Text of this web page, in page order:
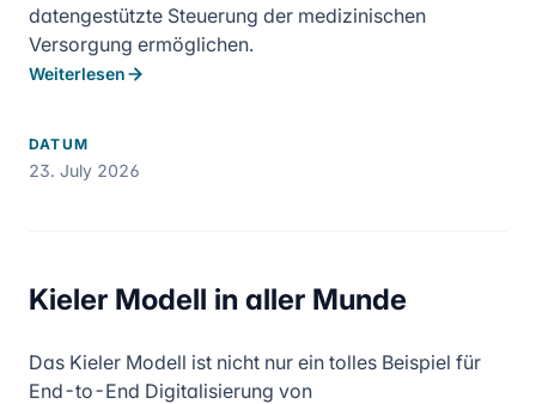
datengestützte Steuerung der medizinischen
Versorgung ermöglichen.
Weiterlesen
DATUM
23. July 2026
Kieler Modell in aller Munde
Das Kieler Modell ist nicht nur ein tolles Beispiel für
End-to-End Digitalisierung von